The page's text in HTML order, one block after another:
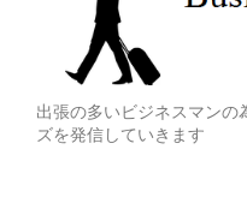
出張の多いビジネスマンの
ズを発信していきます